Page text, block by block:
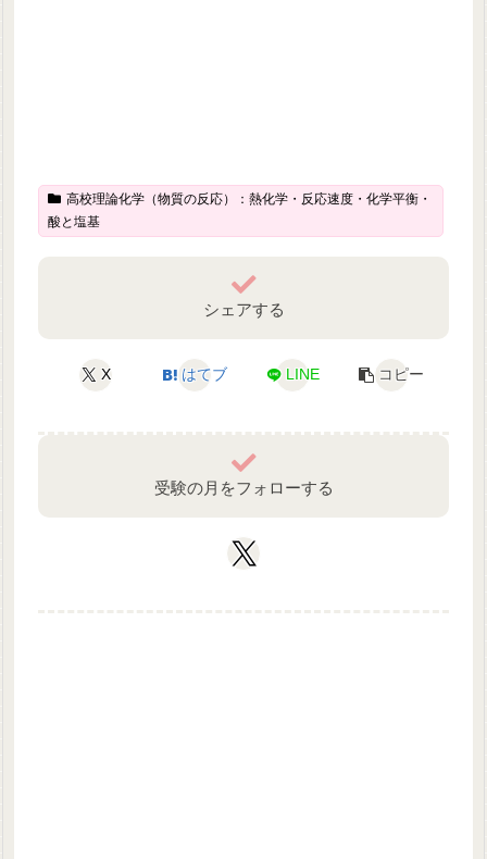
高校理論化学（物質の反応）：熱化学・反応速度・化学平衡・
酸と塩基
シェアする
X はてブ LINE コピー
受験の月をフォローする